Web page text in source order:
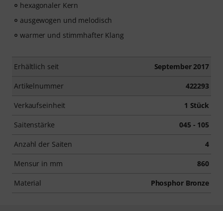
hexagonaler Kern
ausgewogen und melodisch
warmer und stimmhafter Klang
Erhältlich seit September 2017
Artikelnummer 422293
Verkaufseinheit 1 Stück
Saitenstärke 045 - 105
Anzahl der Saiten 4
Mensur in mm 860
Material Phosphor Bronze